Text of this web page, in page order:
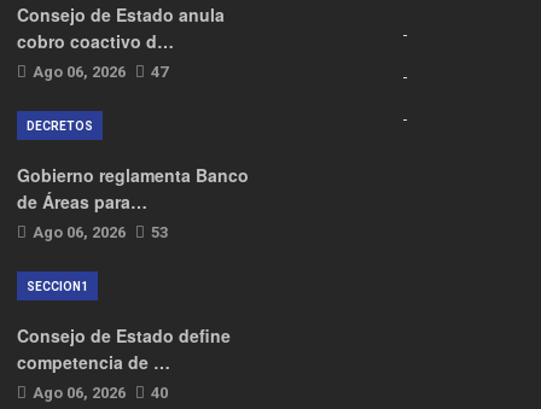
Consejo de Estado anula
cobro coactivo d…
Ago 06, 2026 47
Gobierno reglamenta Banco
de Áreas para…
Ago 06, 2026 53
DECRETOS
Consejo de Estado define
competencia de …
Ago 06, 2026 40
SECCION1